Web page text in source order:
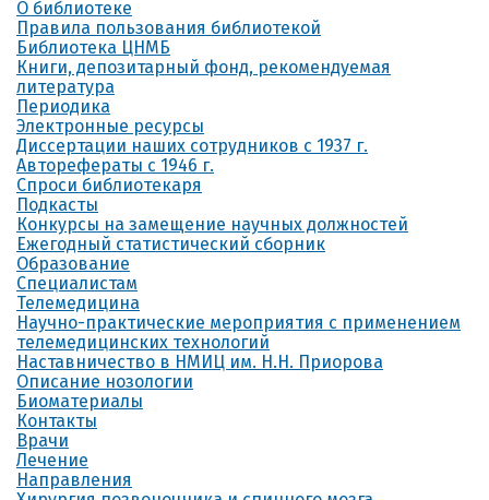
О библиотеке
Правила пользования библиотекой
Библиотека ЦНМБ
Книги, депозитарный фонд, рекомендуемая
литература
Периодика
Электронные ресурсы
Диссертации наших сотрудников с 1937 г.
Авторефераты с 1946 г.
Спроси библиотекаря
Подкасты
Конкурсы на замещение научных должностей
Ежегодный статистический сборник
Образование
Специалистам
Телемедицина
Научно-практические мероприятия с применением
телемедицинских технологий
Наставничество в НМИЦ им. Н.Н. Приорова
Описание нозологии
Биоматериалы
Контакты
Врачи
Лечение
Направления